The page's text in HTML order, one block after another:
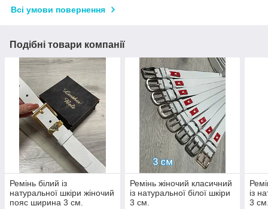
Всі умови повернення
Подібні товари компанії
Ремінь білий із
натуральної шкіри жіночий
пояс ширина 3 см.
Ремінь жіночий класичний
із натуральної білої шкіри
3 см.
із
3